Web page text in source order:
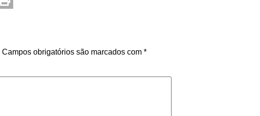
Campos obrigatórios são marcados com *